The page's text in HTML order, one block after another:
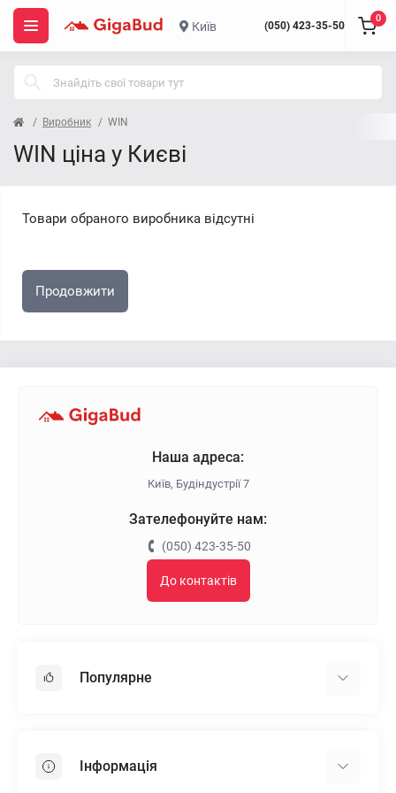
Київ (050) 423-35-50
0
Виробник WIN
WIN ціна у Києві
Товари обраного виробника відсутні
Продовжити
Наша адреса:
Київ, Будіндустрії 7
Зателефонуйте нам:
(050) 423-35-50
До контактів
Популярне
Пінопласт
Інформація